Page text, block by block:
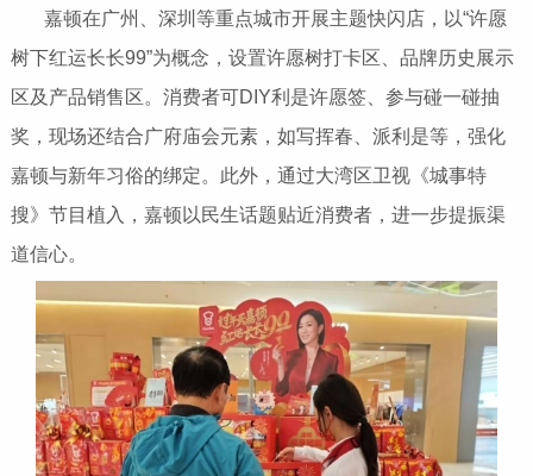
嘉顿在广州、深圳等重点城市开展主题快闪店，以“许愿
树下红运长长99”为概念，设置许愿树打卡区、品牌历史展示
区及产品销售区。消费者可DIY利是许愿签、参与碰一碰抽
奖，现场还结合广府庙会元素，如写挥春、派利是等，强化
嘉顿与新年习俗的绑定。此外，通过大湾区卫视《城事特
搜》节目植入，嘉顿以民生话题贴近消费者，进一步提振渠
道信心。